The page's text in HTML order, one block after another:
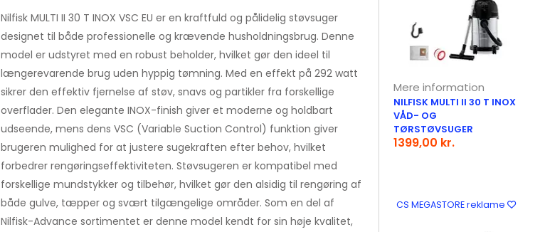
Nilfisk MULTI II 30 T INOX VSC EU er en kraftfuld og pålidelig støvsuger
designet til både professionelle og krævende husholdningsbrug. Denne
model er udstyret med en robust beholder, hvilket gør den ideel til
længerevarende brug uden hyppig tømning. Med en effekt på 292 watt
sikrer den effektiv fjernelse af støv, snavs og partikler fra forskellige
overflader. Den elegante INOX-finish giver et moderne og holdbart
udseende, mens dens VSC (Variable Suction Control) funktion giver
brugeren mulighed for at justere sugekraften efter behov, hvilket
forbedrer rengøringseffektiviteten. Støvsugeren er kompatibel med
forskellige mundstykker og tilbehør, hvilket gør den alsidig til rengøring af
både gulve, tæpper og svært tilgængelige områder. Som en del af
Nilfisk-Advance sortimentet er denne model kendt for sin høje kvalitet,
Mere information
NILFISK MULTI II 30 T INOX
VÅD- OG
TØRSTØVSUGER
1399,00 kr.
CS MEGASTORE reklame